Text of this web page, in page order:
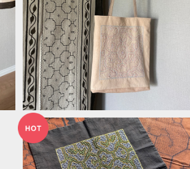
バッグ 刺繍柔らかいショルダー シ
ャーベットぴんく シピボ族の泥染め
¥12,000